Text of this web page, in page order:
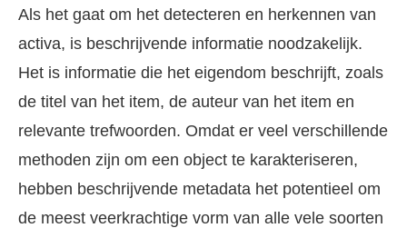
Als het gaat om het detecteren en herkennen van
activa, is beschrijvende informatie noodzakelijk.
Het is informatie die het eigendom beschrijft, zoals
de titel van het item, de auteur van het item en
relevante trefwoorden. Omdat er veel verschillende
methoden zijn om een object te karakteriseren,
hebben beschrijvende metadata het potentieel om
de meest veerkrachtige vorm van alle vele soorten